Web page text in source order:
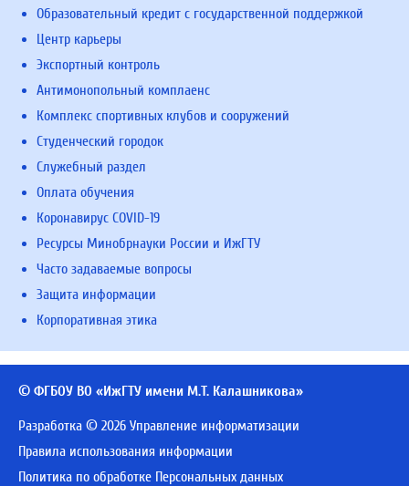
Образовательный кредит с государственной поддержкой
Центр карьеры
Экспортный контроль
Антимонопольный комплаенс
Комплекс спортивных клубов и сооружений
Студенческий городок
Служебный раздел
Оплата обучения
Коронавирус COVID-19
Ресурсы Минобрнауки России и ИжГТУ
Часто задаваемые вопросы
Защита информации
Корпоративная этика
© ФГБОУ ВО «ИжГТУ имени М.Т. Калашникова»
Разработка © 2026 Управление информатизации
Правила использования информации
Политика по обработке Персональных данных